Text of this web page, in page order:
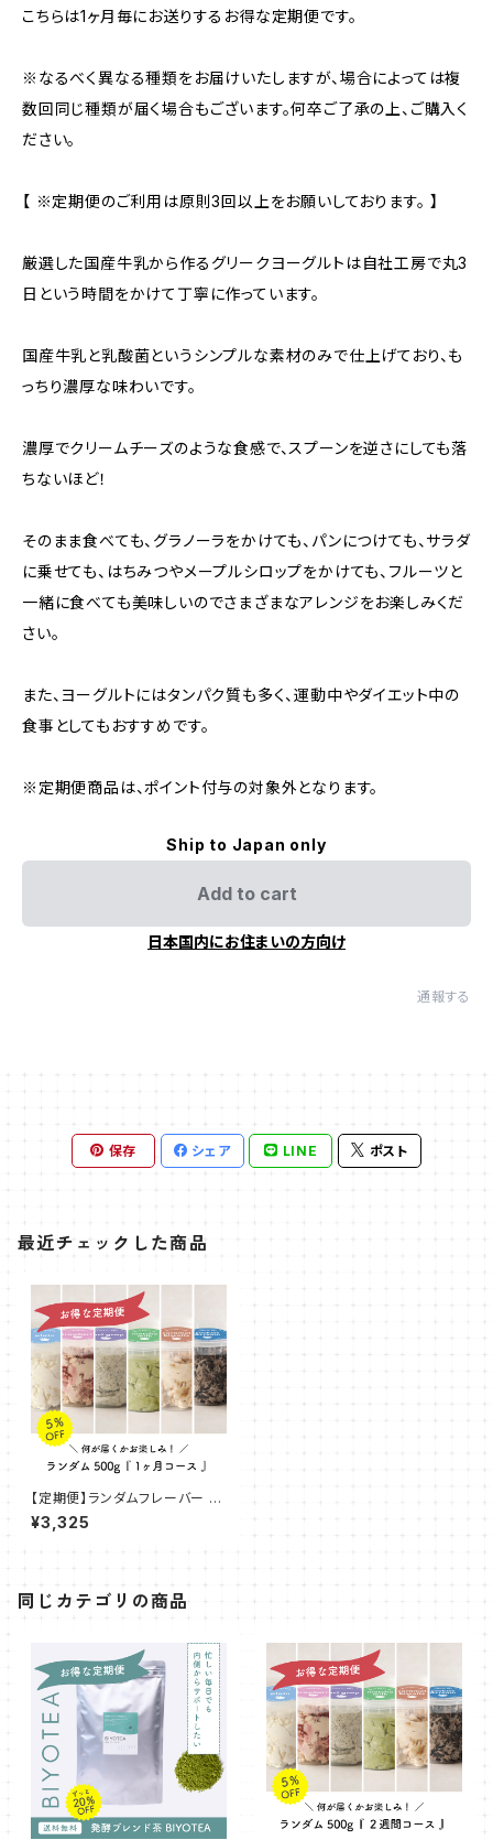
こちらは1ヶ月毎にお送りするお得な定期便です。
※なるべく異なる種類をお届けいたしますが、場合によっては複
数回同じ種類が届く場合もございます。何卒ご了承の上、ご購入く
ださい。
【 ※定期便のご利用は原則3回以上をお願いしております。 】
厳選した国産牛乳から作るグリークヨーグルトは自社工房で丸3
日という時間をかけて丁寧に作っています。
国産牛乳と乳酸菌というシンプルな素材のみで仕上げており、も
っちり濃厚な味わいです。
濃厚でクリームチーズのような食感で、スプーンを逆さにしても落
ちないほど！
そのまま食べても、グラノーラをかけても、パンにつけても、サラダ
に乗せても、はちみつやメープルシロップをかけても、フルーツと
一緒に食べても美味しいのでさまざまなアレンジをお楽しみくだ
さい。
また、ヨーグルトにはタンパク質も多く、運動中やダイエット中の
食事としてもおすすめです。
※定期便商品は、ポイント付与の対象外となります。
Ship to Japan only
Add to cart
日本国内にお住まいの方向け
通報する
保存 シェア LINE ポスト
最近チェックした商品
【定期便】ランダムフレーバー 5
00g『1ヶ月コース』
¥3,325
同じカテゴリの商品